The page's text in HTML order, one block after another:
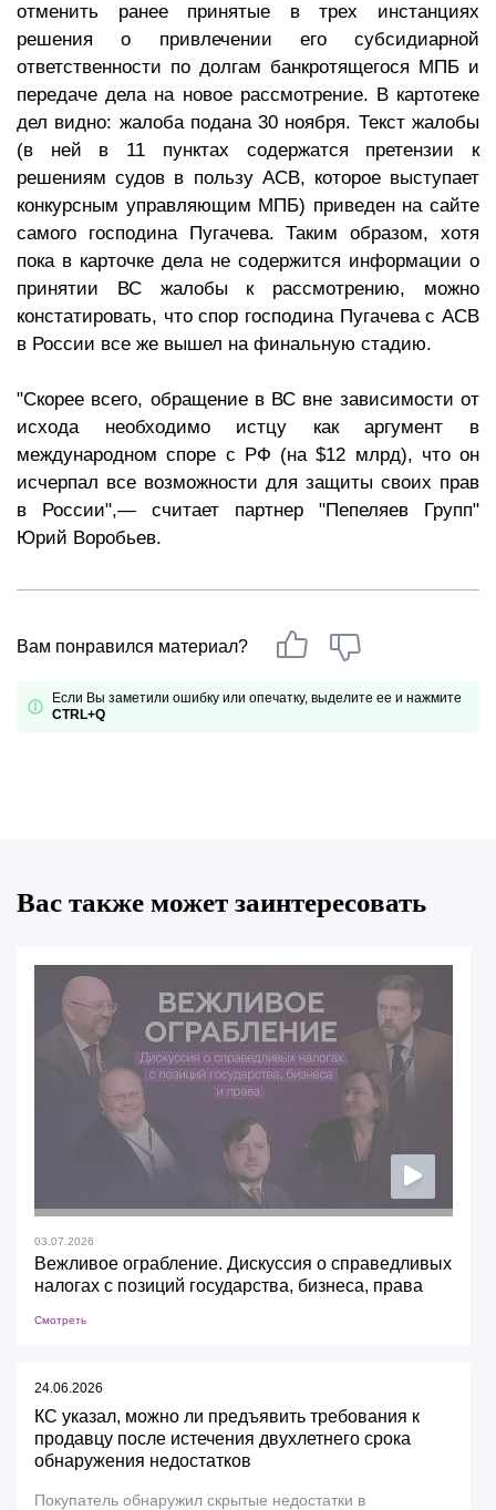
отменить ранее принятые в трех инстанциях
решения о привлечении его субсидиарной
ответственности по долгам банкротящегося МПБ и
передаче дела на новое рассмотрение. В картотеке
дел видно: жалоба подана 30 ноября. Текст жалобы
(в ней в 11 пунктах содержатся претензии к
решениям судов в пользу АСВ, которое выступает
конкурсным управляющим МПБ) приведен на сайте
самого господина Пугачева. Таким образом, хотя
пока в карточке дела не содержится информации о
принятии ВС жалобы к рассмотрению, можно
констатировать, что спор господина Пугачева с АСВ
в России все же вышел на финальную стадию.
"Скорее всего, обращение в ВС вне зависимости от
исхода необходимо истцу как аргумент в
международном споре с РФ (на $12 млрд), что он
исчерпал все возможности для защиты своих прав
в России",— считает партнер "Пепеляев Групп"
Юрий Воробьев.
Вам понравился материал?
Если Вы заметили ошибку или опечатку, выделите ее и нажмите
CTRL+Q
Вас также может заинтересовать
03.07.2026
Вежливое ограбление. Дискуссия о справедливых
налогах с позиций государства, бизнеса, права
Смотреть
24.06.2026
КС указал, можно ли предъявить требования к
продавцу после истечения двухлетнего срока
обнаружения недостатков
Покупатель обнаружил скрытые недостатки в